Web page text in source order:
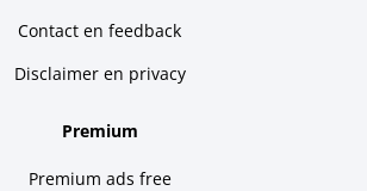
Contact en feedback
Disclaimer en privacy
Premium
Premium ads free